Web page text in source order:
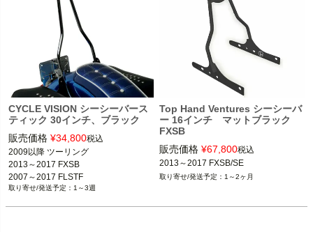
CYCLE VISION シーシーバース
ティック 30インチ、ブラック
販売価格 ¥34,800税込
2009以降 ツーリング
2013～2017 FXSB
2007～2017 FLSTF
2006～2010 FXST/S/B
1～3週
Top Hand Ventures シーシーバ
ー 16インチ マットブラック
FXSB
販売価格 ¥67,800税込
2013～2017 FXSB/SE
1～2ヶ月